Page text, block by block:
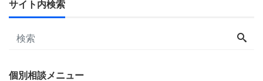
サイト内検索
個別相談メニュー